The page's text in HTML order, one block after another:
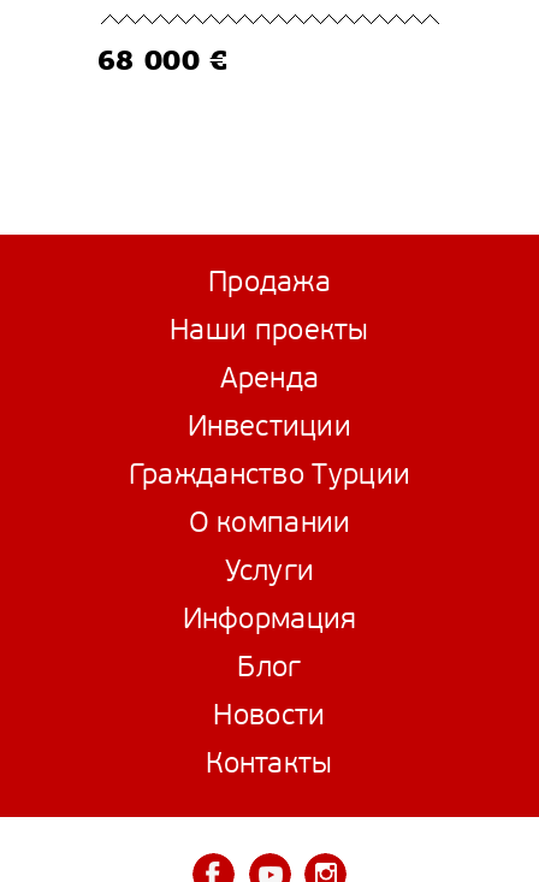
68 000 €
Продажа
Наши проекты
Аренда
Инвестиции
Гражданство Турции
О компании
Услуги
Информация
Блог
Новости
Контакты